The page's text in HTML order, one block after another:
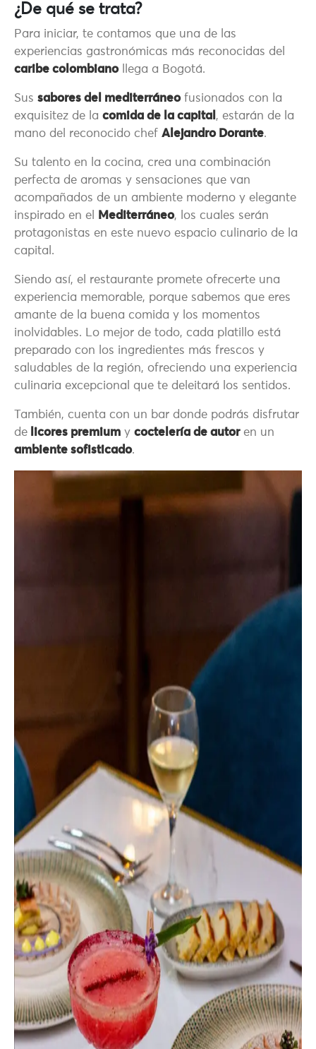
¿De qué se trata?
Para iniciar, te contamos que una de las
experiencias gastronómicas más reconocidas del
caribe colombianollega a Bogotá.
Sus sabores del mediterráneofusionados con la
exquisitez de la comida de la capital , estarán de la
mano del reconocido chef Alejandro Dorante.
Su talento en la cocina, crea una combinación
perfecta de aromas y sensaciones que van
acompañados de un ambiente moderno y elegante
inspirado en el
Mediterráneo, los cuales serán
protagonistas en este nuevo espacio culinario de la
capital.
Siendo así, el restaurante promete ofrecerte una
experiencia memorable, porque sabemos que eres
amante de la buena comida y los momentos
inolvidables. Lo mejor de todo, cada platillo está
preparado con los ingredientes más frescos y
saludables de la región, ofreciendo una experiencia
culinaria excepcional que te deleitará los sentidos.
También, cuenta con un bar donde podrás disfrutar
de licores premium y coctelería de autoren un
ambiente sofisticado.